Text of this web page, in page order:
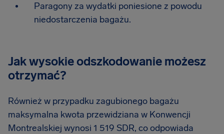
Paragony za wydatki poniesione z powodu
niedostarczenia bagażu.
Jak wysokie odszkodowanie możesz
otrzymać?
Również w przypadku zagubionego bagażu
maksymalna kwota przewidziana w Konwencji
Montrealskiej wynosi 1 519 SDR, co odpowiada